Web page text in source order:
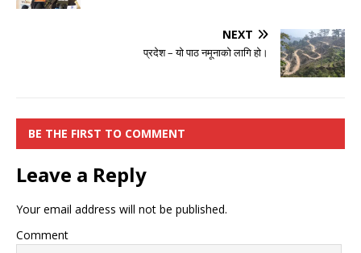
NEXT
प्रदेश – यो पाठ नमूनाको लागि हो।
BE THE FIRST TO COMMENT
Leave a Reply
Your email address will not be published.
Comment